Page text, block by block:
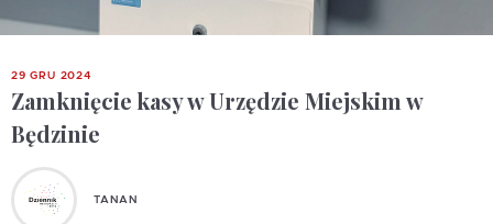
29 GRU 2024
Zamknięcie kasy w Urzędzie Miejskim w
Będzinie
TANAN